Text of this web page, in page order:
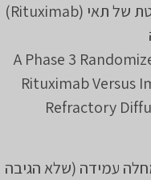
(Rituximab) לעומת אימונוכימותרפיה במשתתפים עם לימפומה מפושטת של תאי B
A Phase 3
Rituximab Versus
Refractory
עמידה (שלא הגיבה